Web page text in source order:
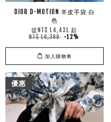
DIOR D-MOTION 羊皮手袋 白
色
從 NT$ 14,431 起
NT$ 16,399 -12%
加入購物車
優惠